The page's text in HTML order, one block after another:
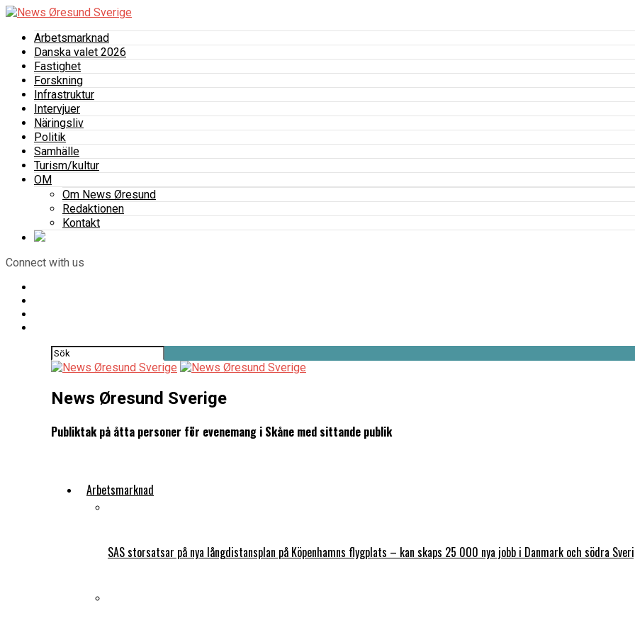
Arbetsmarknad
Danska valet 2026
Fastighet
Forskning
Infrastruktur
Intervjuer
Näringsliv
Politik
Samhälle
Turism/kultur
OM
Om News Øresund
Redaktionen
Kontakt
Connect with us
News Øresund Sverige
Publiktak på åtta personer för evenemang i Skåne med sittande publik
Arbetsmarknad
SAS storsatsar på nya långdistansplan på Köpenhamns flygplats – kan skaps 25 000 nya jobb i Danmark och södra